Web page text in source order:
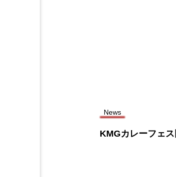
News
KMGカレーフェス